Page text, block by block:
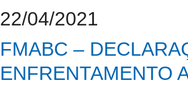
22/04/2021
FMABC –
ENFRENTAMENTO